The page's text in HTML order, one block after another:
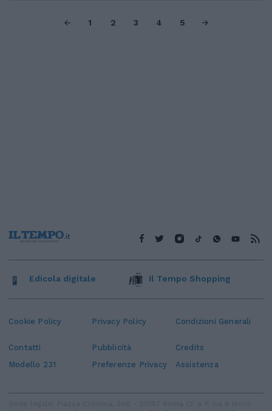
1 2 3 4 5
Cookie Policy Privacy Policy Condizioni Generali
Contatti Pubblicità
Credits
Modello 231
Preferenze Privacy Assistenza
Edicola digitale Il Tempo Shopping